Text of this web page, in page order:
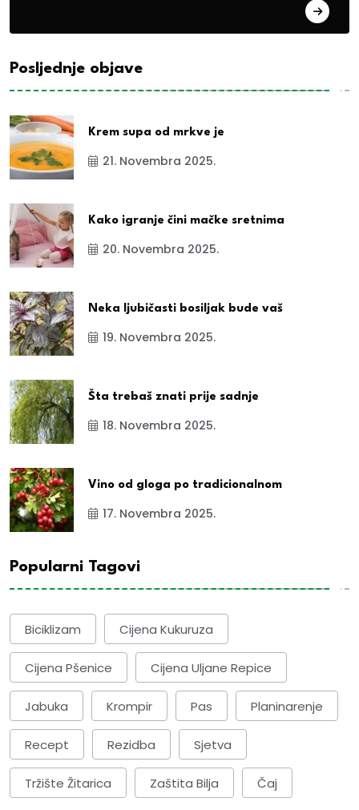
Posljednje objave
Krem supa od mrkve je
21. Novembra 2025.
Kako igranje čini mačke sretnima
20. Novembra 2025.
Neka ljubičasti bosiljak bude vaš
19. Novembra 2025.
Šta trebaš znati prije sadnje
18. Novembra 2025.
Vino od gloga po tradicionalnom
17. Novembra 2025.
Popularni Tagovi
Biciklizam Cijena Kukuruza
Cijena Pšenice Cijena Uljane Repice
Jabuka Krompir Pas Planinarenje
Recept Rezidba Sjetva
Tržište Žitarica Zaštita Bilja Čaj